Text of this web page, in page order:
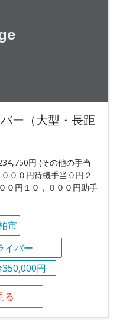
ー（大型・長距
円 (その他の手当
００円待機手当０円２
０円１０，０００円助手
市
イバー
350,000円
る